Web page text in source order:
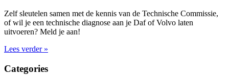
Zelf sleutelen samen met de kennis van de Technische Commissie,
of wil je een technische diagnose aan je Daf of Volvo laten
uitvoeren? Meld je aan!
Lees verder »
Categories